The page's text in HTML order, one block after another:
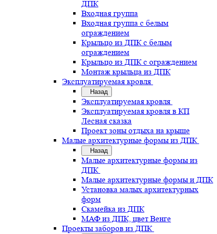
ДПК
Входная группа
Входная группа с белым
ограждением
Крыльцо из ДПК с белым
ограждением
Крыльцо из ДПК с ограждением
Монтаж крыльца из ДПК
Эксплуатируемая кровля
Назад
Эксплуатируемая кровля
Эксплуатируемая кровля в КП
Лесная сказка
Проект зоны отдыха на крыше
Малые архитектурные формы из ДПК
Назад
Малые архитектурные формы из
ДПК
Малые архитектурные формы и ДПК
Установка малых архитектурных
форм
Скамейка из ДПК
МАФ из ДПК, цвет Венге
Проекты заборов из ДПК